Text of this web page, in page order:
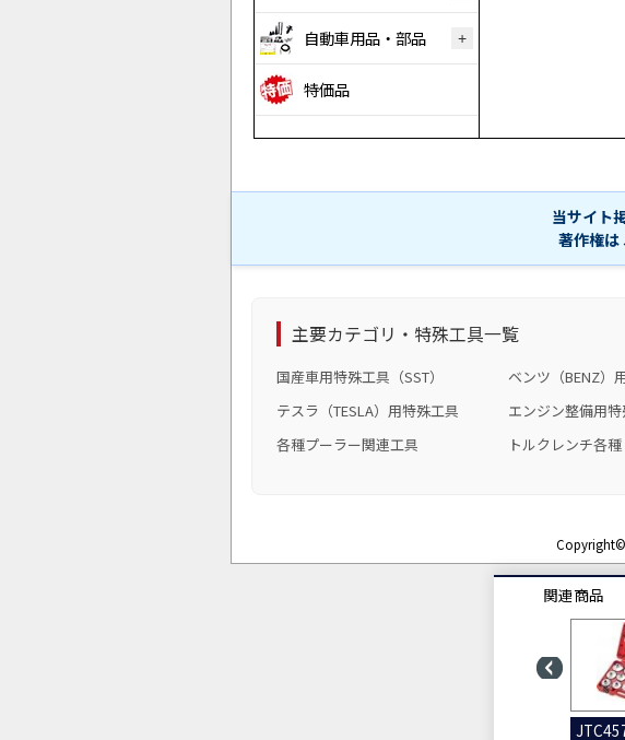
自動車用品・部品
特価品
関連商品
.
当サイト
著作権は
主要カテゴリ・特殊工具一覧
国産車用特殊工具（SST） ベンツ（BENZ）
テスラ（TESLA）用特殊工具
エンジン整備用
各種プーラー関連工具
トルクレンチ各種